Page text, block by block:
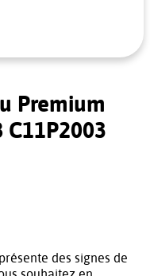
Premium
des signes de